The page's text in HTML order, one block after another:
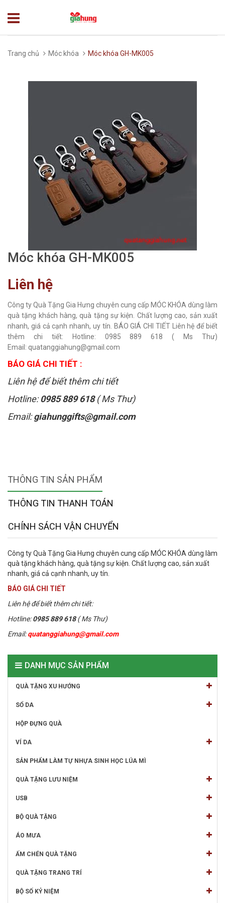
Trang chủ Móc khóa Móc khóa GH-MK005
Móc khóa GH-MK005
Liên hệ
Công ty Quà Tặng Gia Hưng chuyên cung cấp MÓC KHÓA dùng làm
quà tặng khách hàng, quà tặng sự kiện. Chất lượng cao, sản xuất
nhanh, giá cả cạnh nhanh, uy tín. BÁO GIÁ CHI TIẾT Liên hệ để biết
thêm chi tiết: Hotline: 0985 889 618 ( Ms Thư)
Email: quatanggiahung@gmail.com
BÁO GIÁ CHI TIẾT :
Liên hệ để biết thêm chi tiết
Hotline:0985 889 618( Ms Thư)
Email:giahunggifts@gmail.com
THÔNG TIN SẢN PHẨM
THÔNG TIN THANH TOÁN
CHÍNH SÁCH VẬN CHUYỂN
Công ty Quà Tặng Gia Hưng chuyên cung cấp MÓC KHÓA dùng làm
quà tặng khách hàng, quà tặng sự kiện. Chất lượng cao, sản xuất
nhanh, giá cả cạnh nhanh, uy tín.
BÁO GIÁ CHI TIẾT
Liên hệ để biết thêm chi tiết:
Hotline: 0985 889 618 ( Ms Thư)
Email: quatanggiahung@gmail.com
DANH MỤC SẢN PHẨM
QUÀ TẶNG XU HƯỚNG
SỔ DA
HỘP ĐỰNG QUÀ
VÍ DA
SẢN PHẨM LÀM TỰ NHỰA SINH HỌC LÚA MÌ
QUÀ TẶNG LƯU NIỆM
USB
BỘ QUÀ TẶNG
ÁO MƯA
ẤM CHÉN QUÀ TẶNG
QUÀ TẶNG TRANG TRÍ
BỘ SỐ KỶ NIỆM